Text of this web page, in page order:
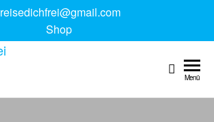
reisedichfrei@gmail.com
Shop
frei
Menü